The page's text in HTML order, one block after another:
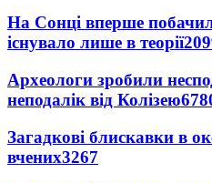
На Сонці вперше
існувало лише в теорії
Археологи зробили
неподалік від Колізею
Загадкові блискавки в
вчених3267